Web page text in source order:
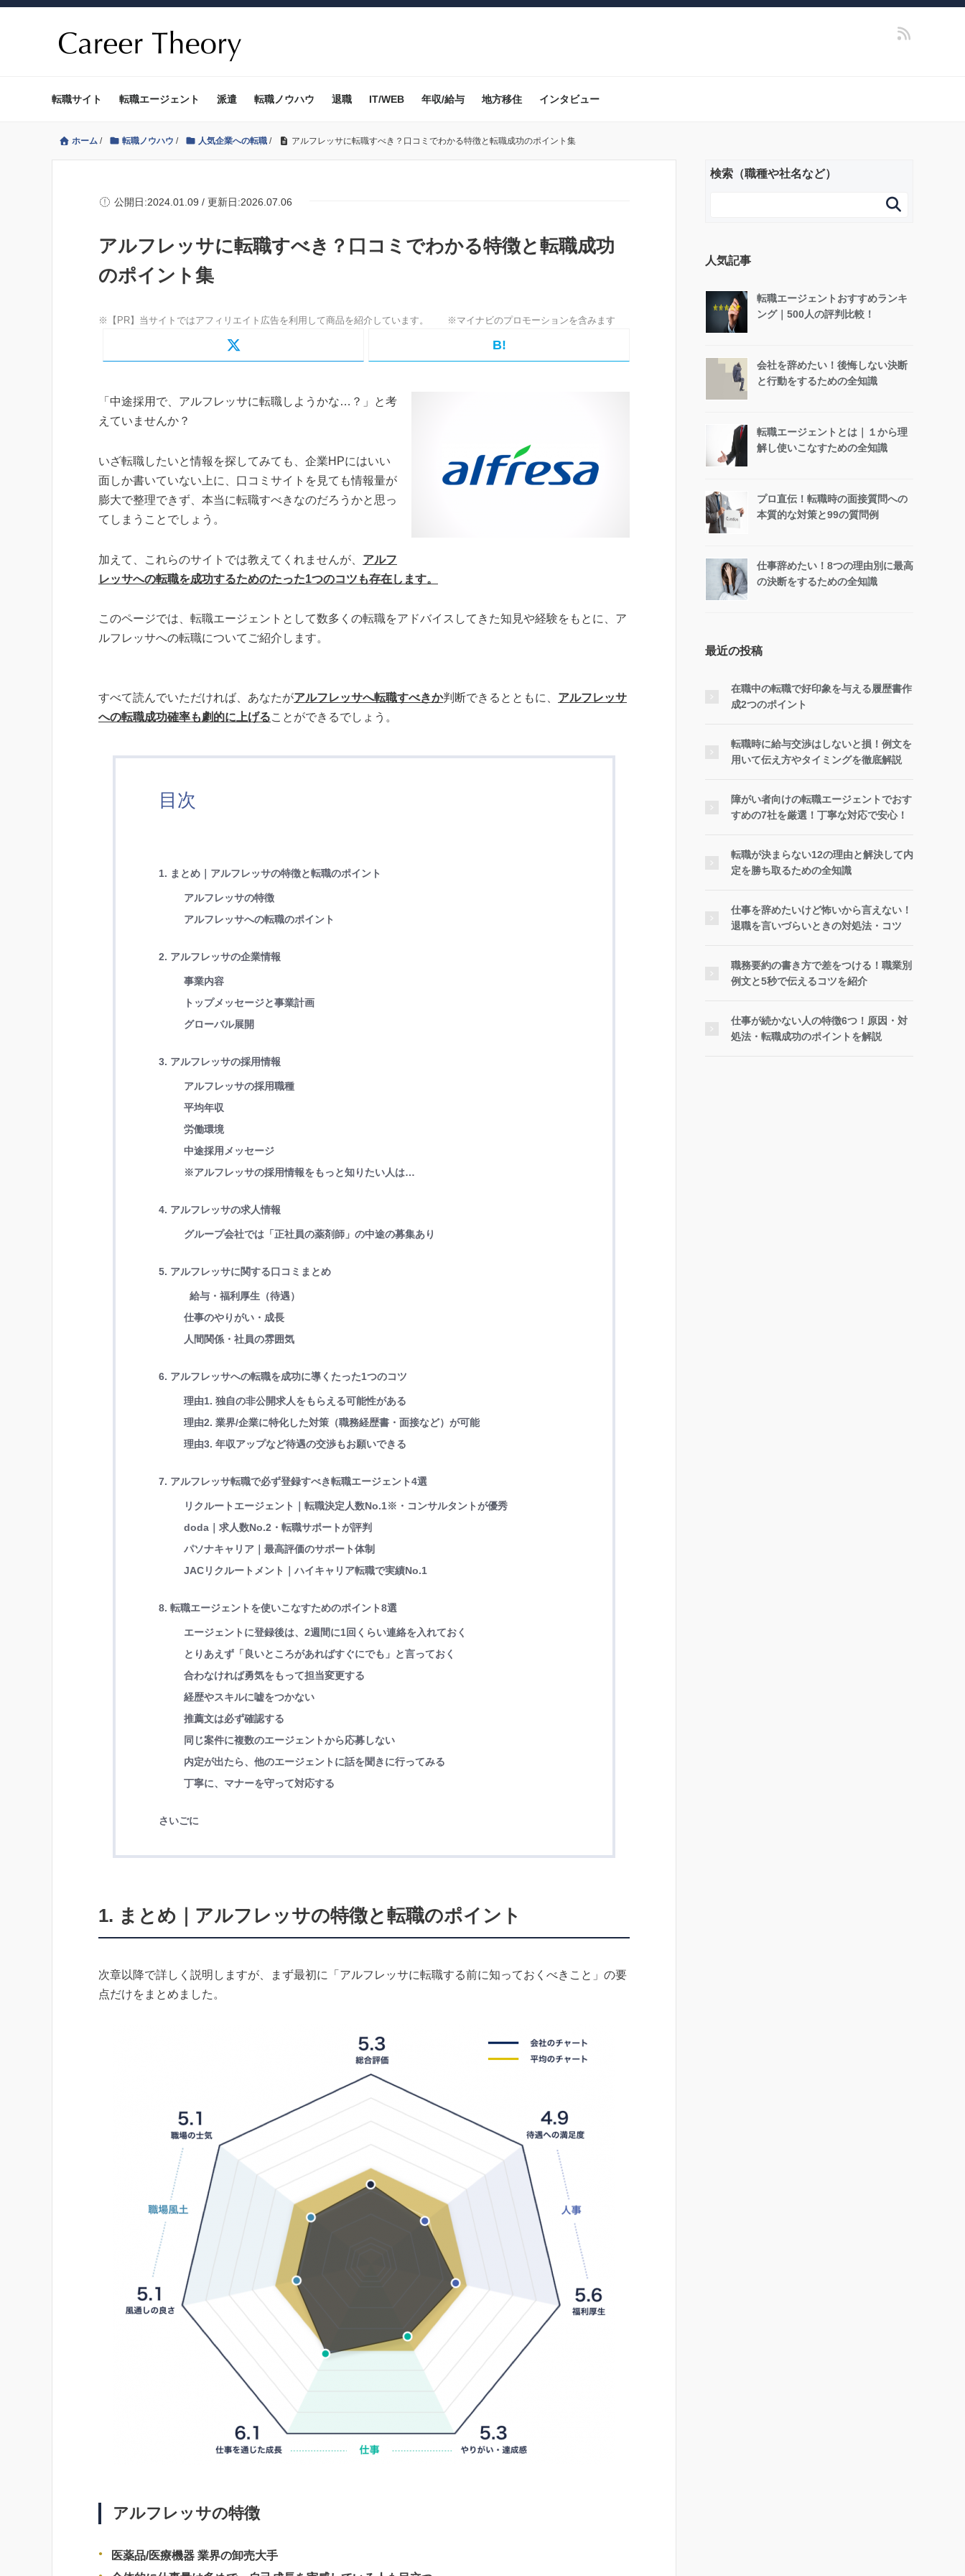
転職サイト 転職エージェント 派遣 転職ノウハウ 退職 IT/WEB 年収/給与 地方移住 インタビュー
ホーム / 転職ノウハウ / 人気企業への転職 / アルフレッサに転職すべき？口コミでわかる特徴と転職成功のポイント集
公開日:2024.01.09 / 更新日:2026.07.06
アルフレッサに転職すべき？口コミでわかる特徴と転職成功
のポイント集
B!
「中途採用で、アルフレッサに転職しようかな…？」と考
えていませんか？
いざ転職したいと情報を探してみても、企業HPにはいい
面しか書いていない上に、口コミサイトを見ても情報量が
膨大で整理できず、本当に転職すべきなのだろうかと思っ
てしまうことでしょう。
加えて、これらのサイトでは教えてくれませんが、 アルフ
レッサへの転職を成功するためのたった1つのコツも存在します。
このページでは、転職エージェントとして数多くの転職をアドバイスしてきた知見や経験をもとに、ア
ルフレッサへの転職についてご紹介します。
すべて読んでいただければ、あなたがアルフレッサへ転職すべきか判断できるとともに、 アルフレッサ
への転職成功確率も劇的に上げることができるでしょう。
目次
1. まとめ｜アルフレッサの特徴と転職のポイント
アルフレッサの特徴
アルフレッサへの転職のポイント
2. アルフレッサの企業情報
事業内容
トップメッセージと事業計画
グローバル展開
3. アルフレッサの採用情報
アルフレッサの採用職種
平均年収
労働環境
中途採用メッセージ
※アルフレッサの採用情報をもっと知りたい人は…
4. アルフレッサの求人情報
グループ会社では「正社員の薬剤師」の中途の募集あり
5. アルフレッサに関する口コミまとめ
給与・福利厚生（待遇）
仕事のやりがい・成長
人間関係・社員の雰囲気
6. アルフレッサへの転職を成功に導くたった1つのコツ
理由1. 独自の非公開求人をもらえる可能性がある
理由2. 業界/企業に特化した対策（職務経歴書・面接など）が可能
理由3. 年収アップなど待遇の交渉もお願いできる
7. アルフレッサ転職で必ず登録すべき転職エージェント4選
リクルートエージェント｜転職決定人数No.1※・コンサルタントが優秀
doda｜求人数No.2・転職サポートが評判
パソナキャリア｜最高評価のサポート体制
JACリクルートメント｜ハイキャリア転職で実績No.1
8. 転職エージェントを使いこなすためのポイント8選
エージェントに登録後は、2週間に1回くらい連絡を入れておく
とりあえず「良いところがあればすぐにでも」と言っておく
合わなければ勇気をもって担当変更する
経歴やスキルに嘘をつかない
推薦文は必ず確認する
同じ案件に複数のエージェントから応募しない
内定が出たら、他のエージェントに話を聞きに行ってみる
丁寧に、マナーを守って対応する
さいごに
1. まとめ｜アルフレッサの特徴と転職のポイント
次章以降で詳しく説明しますが、まず最初に「アルフレッサに転職する前に知っておくべきこと」の要
点だけをまとめました。
アルフレッサの特徴
医薬品/医療機器 業界の卸売大手
検索（職種や社名など）

人気記事
転職エージェントおすすめランキ
ング｜500人の評判比較！
会社を辞めたい！後悔しない決断
と行動をするための全知識
転職エージェントとは｜１から理
解し使いこなすための全知識
プロ直伝！転職時の面接質問への
本質的な対策と99の質問例
仕事辞めたい！8つの理由別に最高
の決断をするための全知識
最近の投稿
在職中の転職で好印象を与える履歴書作
成2つのポイント
転職時に給与交渉はしないと損！例文を
用いて伝え方やタイミングを徹底解説
障がい者向けの転職エージェントでおす
すめの7社を厳選！丁寧な対応で安心！
転職が決まらない12の理由と解決して内
定を勝ち取るための全知識
仕事を辞めたいけど怖いから言えない！
退職を言いづらいときの対処法・コツ
職務要約の書き方で差をつける！職業別
例文と5秒で伝えるコツを紹介
仕事が続かない人の特徴6つ！原因・対
処法・転職成功のポイントを解説